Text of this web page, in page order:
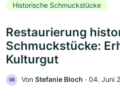
Historische Schmuckstücke
Restaurierung
Schmuckstücke:
Kulturgut
SB Von Stefanie Bloch ‧ 04. Juni